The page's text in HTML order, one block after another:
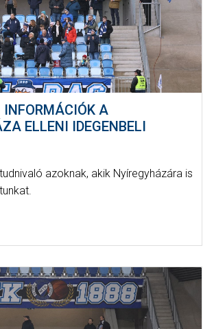
INFORMÁCIÓK A
ELLENI IDEGENBELI
azoknak, akik Nyíregyházára is